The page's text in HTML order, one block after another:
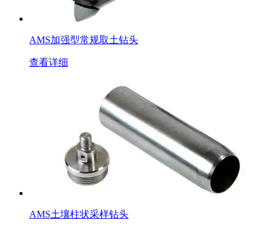
AMS加强型常规取土钻头
查看详细
AMS土壤柱状采样钻头